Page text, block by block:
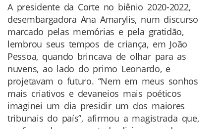
A presidente da Corte no biênio 2020-2022,
desembargadora Ana Amarylis, num discurso
marcado pelas memórias e pela gratidão,
lembrou seus tempos de criança, em João
Pessoa, quando brincava de olhar para as
nuvens, ao lado do primo Leonardo, e
projetavam o futuro. “Nem em meus sonhos
mais criativos e devaneios mais poéticos
imaginei um dia presidir um dos maiores
tribunais do país”, afirmou a magistrada que,